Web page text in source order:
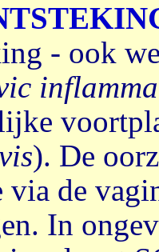
- ook
). De
via de
In